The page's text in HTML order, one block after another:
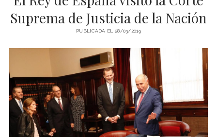
LIBROS EN PARAGUAY
LIBROS EN PERÚ
Suprema de Justicia de la Nación
PUBLICADA EL 28/03/2019